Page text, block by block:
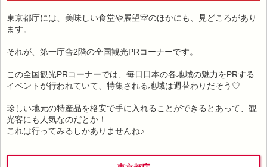
東京都庁には、美味しい食堂や展望室のほかにも、見どころがあり
ます。
それが、第一庁舎2階の全国観光PRコーナーです。
この全国観光PRコーナーでは、毎日日本の各地域の魅力をPRする
イベントが行われていて、特集される地域は週替わりだそう♡
珍しい地元の特産品を格安で手に入れることができるとあって、観
光客にも人気なのだとか！
これは行ってみるしかありませんね♪